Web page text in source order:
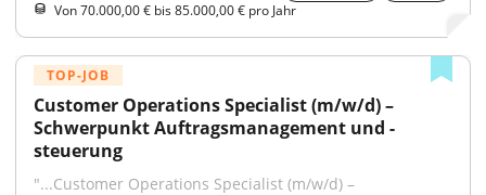
Von 70.000,00 € bis 85.000,00 € pro Jahr
TOP-JOB
Customer Operations Specialist (m/w/d) –
Schwerpunkt Auftragsmanagement und -
steuerung
"...Customer Operations Specialist (m/w/d) –